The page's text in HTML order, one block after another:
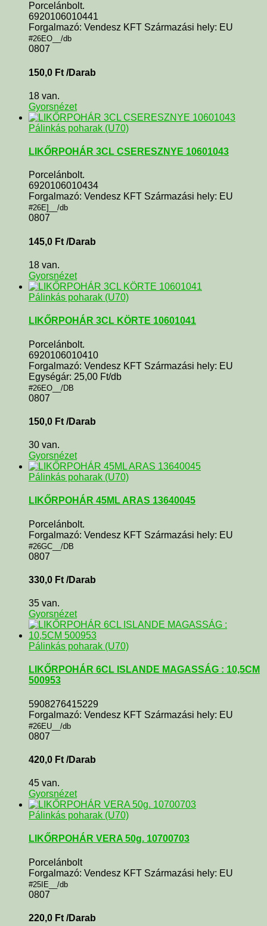
Porcelánbolt.
6920106010441
Forgalmazó: Vendesz KFT Származási hely: EU
#26EO__/db
0807
150,0 Ft /Darab
18 van.
Gyorsnézet
Pálinkás poharak (U70)
LIKŐRPOHÁR 3CL CSERESZNYE 10601043
Porcelánbolt.
6920106010434
Forgalmazó: Vendesz KFT Származási hely: EU
#26E]__/db
0807
145,0 Ft /Darab
18 van.
Gyorsnézet
Pálinkás poharak (U70)
LIKŐRPOHÁR 3CL KÖRTE 10601041
Porcelánbolt.
6920106010410
Forgalmazó: Vendesz KFT Származási hely: EU
Egységár: 25,00 Ft/db
#26EO__/DB
0807
150,0 Ft /Darab
30 van.
Gyorsnézet
Pálinkás poharak (U70)
LIKŐRPOHÁR 45ML ARAS 13640045
Porcelánbolt.
Forgalmazó: Vendesz KFT Származási hely: EU
#26GC__/DB
0807
330,0 Ft /Darab
35 van.
Gyorsnézet
Pálinkás poharak (U70)
LIKŐRPOHÁR 6CL ISLANDE MAGASSÁG : 10,5CM
500953
5908276415229
Forgalmazó: Vendesz KFT Származási hely: EU
#26EU__/db
0807
420,0 Ft /Darab
45 van.
Gyorsnézet
Pálinkás poharak (U70)
LIKŐRPOHÁR VERA 50g. 10700703
Porcelánbolt
Forgalmazó: Vendesz KFT Származási hely: EU
#25IE__/db
0807
220,0 Ft /Darab